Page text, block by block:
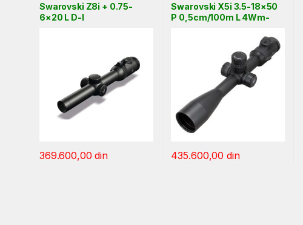
Swarovski Z8i + 0.75-
6×20 L D-I
369.600,00din
Swarovski X5i 3.5-18×50
P 0,5cm/100m L 4Wm-
435.600,00 din